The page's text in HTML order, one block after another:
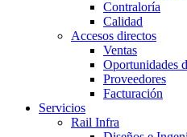
Contraloría
Calidad
Accesos directos
Ventas
Oportunidades
Proveedores
Facturación
Servicios
Rail Infra